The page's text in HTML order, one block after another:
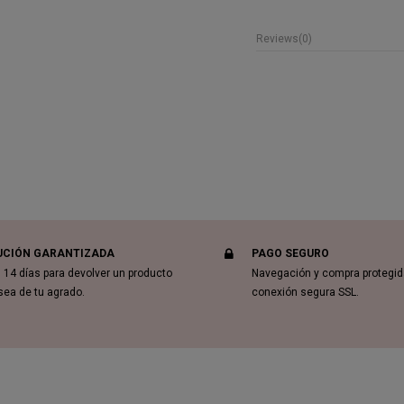
Reviews(0)
GARANTIZADA
14 días para devolver un producto
de tu agrado.
PAGO SEGURO
Navegación y compra
conexión segura SSL.